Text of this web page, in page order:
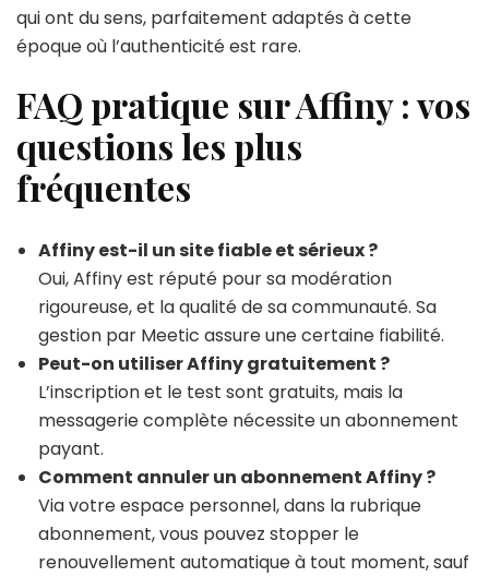
qui ont du sens, parfaitement adaptés à cette
époque où l’authenticité est rare.
FAQ pratique sur Affiny : vos
questions les plus
fréquentes
Affiny est-il un site fiable et sérieux ?
Oui, Affiny est réputé pour sa modération
rigoureuse, et la qualité de sa communauté. Sa
gestion par Meetic assure une certaine fiabilité.
Peut-on utiliser Affiny gratuitement ?
L’inscription et le test sont gratuits, mais la
messagerie complète nécessite un abonnement
payant.
Comment annuler un abonnement Affiny ?
Via votre espace personnel, dans la rubrique
abonnement, vous pouvez stopper le
renouvellement automatique à tout moment, sauf